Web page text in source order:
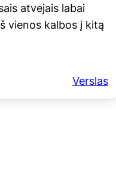
atvejais labai
vienos kalbos į kitą
Verslas